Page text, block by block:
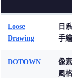
Loose
Drawing
日系
手繪
DOTOWN
像素
風格